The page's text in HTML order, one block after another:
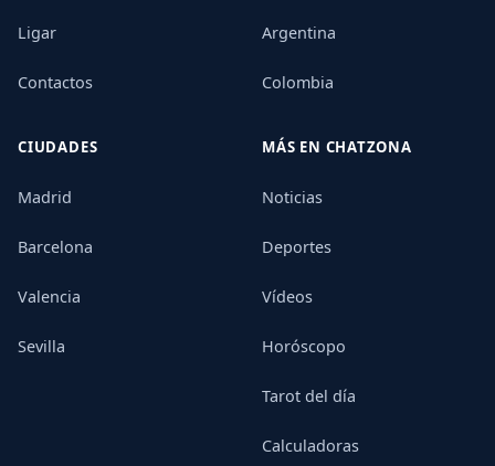
Ligar
Contactos
Argentina
Colombia
CIUDADES
Madrid
Barcelona
Valencia
Sevilla
MÁS EN CHATZONA
Noticias
Deportes
Vídeos
Horóscopo
Tarot del día
Calculadoras